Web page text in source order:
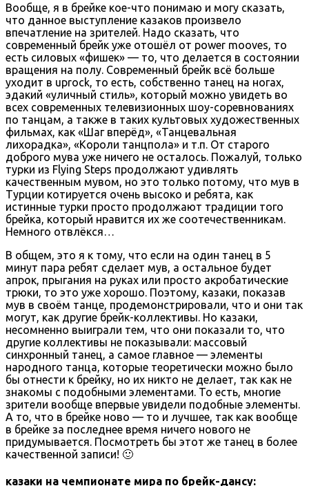
Вообще, я в брейке кое-что понимаю и могу сказать,
что данное выступление казаков произвело
впечатление на зрителей. Надо сказать, что
современный брейк уже отошёл от power mooves, то
есть силовых «фишек» — то, что делается в состоянии
вращения на полу. Современный брейк всё больше
уходит в uprock, то есть, собственно танец на ногах,
эдакий «уличный стиль», который можно увидеть во
всех современных телевизионных шоу-соревнованиях
по танцам, а также в таких культовых художественных
фильмах, как «Шаг вперёд», «Танцевальная
лихорадка», «Короли танцпола» и т.п. От старого
доброго мува уже ничего не осталось. Пожалуй, только
турки из Flying Steps продолжают удивлять
качественным мувом, но это только потому, что мув в
Турции котируется очень высоко и ребята, как
истинные турки просто продолжают традиции того
брейка, который нравится их же соотечественникам.
Немного отвлёкся…
В общем, это я к тому, что если на один танец в 5
минут пара ребят сделает мув, а остальное будет
апрок, прыгания на руках или просто акробатические
трюки, то это уже хорошо. Поэтому, казаки, показав
мув в своём танце, продемонстрировали, что и они так
могут, как другие брейк-коллективы. Но казаки,
несомненно выиграли тем, что они показали то, что
другие коллективы не показывали: массовый
синхронный танец, а самое главное — элементы
народного танца, которые теоретически можно было
бы отнести к брейку, но их никто не делает, так как не
знакомы с подобными элементами. То есть, многие
зрители вообще впервые увидели подобные элементы.
А то, что в брейке ново — то и лучшее, так как вообще
в брейке за последнее время ничего нового не
придумывается. Посмотреть бы этот же танец в более
качественной записи! 🙂
казаки на чемпионате мира по брейк-дансу: